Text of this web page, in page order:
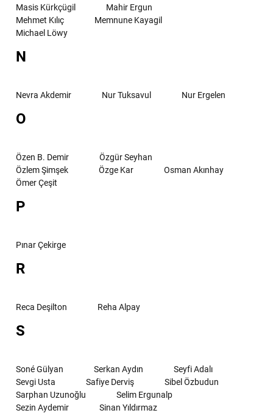
Masis Kürkçügil
Mahir Ergun
Mehmet Kılıç
Memnune Kayagil
Michael Löwy
N
Nevra Akdemir Nur Tuksavul Nur Ergelen
O
Özen B. Demir
Özgür Seyhan
Özlem Şimşek
Özge Kar
Osman Akınhay
Ömer Çeşit
P
Pınar Çekirge
R
Reca Deşilton Reha Alpay
S
Soné Gülyan Serkan Aydın
Seyfi Adalı
Sevgi Usta
Safiye Derviş
Sibel Özbudun
Sarphan Uzunoğlu
Selim Ergunalp
Sezin Aydemir
Sinan Yıldırmaz